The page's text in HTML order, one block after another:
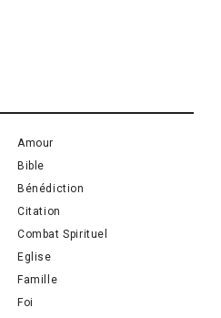
Amour
Bible
Bénédiction
Citation
Combat Spirituel
Eglise
Famille
Foi